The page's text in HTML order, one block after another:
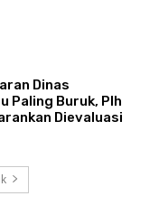
Dinas
Paling Buruk, Plh
Dievaluasi